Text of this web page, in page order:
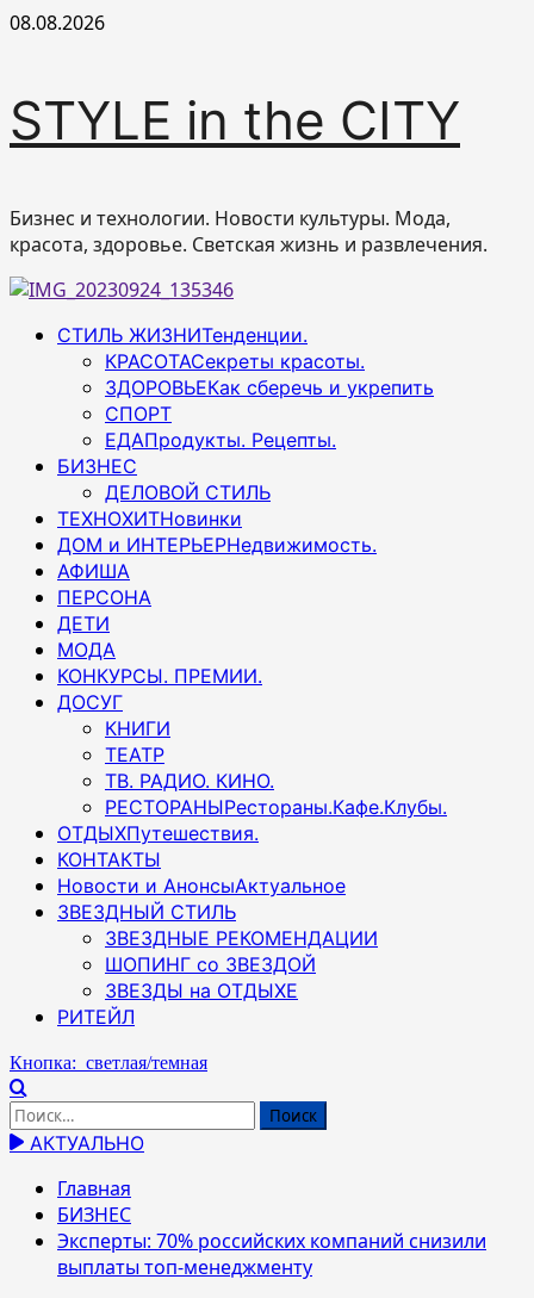
Перейти
08.08.2026
STYLE in the CITY
Бизнес и технологии. Новости культуры. Мода,
красота, здоровье. Светская жизнь и развлечения.
Основное
СТИЛЬ ЖИЗНИТенденции.
КРАСОТАСекреты красоты.
ЗДОРОВЬЕКак сберечь и укрепить
СПОРТ
ЕДАПродукты. Рецепты.
БИЗНЕС
ДЕЛОВОЙ СТИЛЬ
ТЕХНОХИТНовинки
ДОМ и ИНТЕРЬЕРНедвижимость.
АФИША
ПЕРСОНА
ДЕТИ
МОДА
КОНКУРСЫ. ПРЕМИИ.
ДОСУГ
КНИГИ
ТЕАТР
ТВ. РАДИО. КИНО.
РЕСТОРАНЫРестораны.Кафе.Клубы.
ОТДЫХПутешествия.
КОНТАКТЫ
Новости и АнонсыАктуальное
ЗВЕЗДНЫЙ СТИЛЬ
ЗВЕЗДНЫЕ РЕКОМЕНДАЦИИ
ШОПИНГ со ЗВЕЗДОЙ
ЗВЕЗДЫ на ОТДЫХЕ
РИТЕЙЛ
Кнопка: светлая/темная
Найти:
АКТУАЛЬНО
Главная
БИЗНЕС
Эксперты: 70% российских компаний снизили
выплаты топ-менеджменту